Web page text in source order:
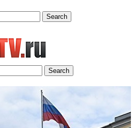
Search
Search